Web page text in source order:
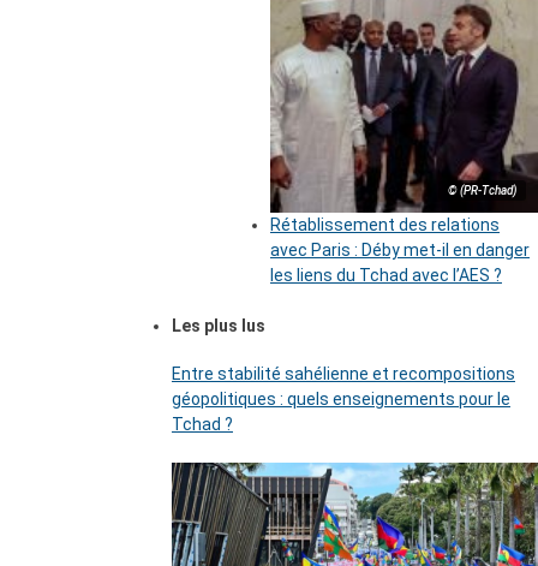
© (PR-Tchad)
Rétablissement des relations
avec Paris : Déby met-il en danger
les liens du Tchad avec l’AES ?
Les plus lus
Entre stabilité sahélienne et recompositions
géopolitiques : quels enseignements pour le
Tchad ?